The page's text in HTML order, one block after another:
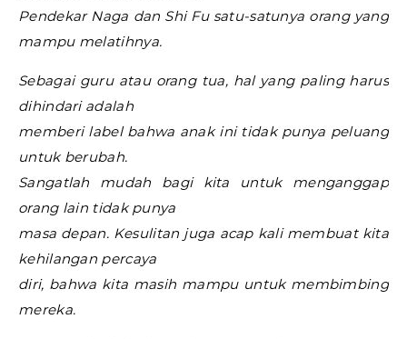
Pendekar Naga dan Shi Fu satu-satunya orang yang
mampu melatihnya.
Sebagai guru atau orang tua, hal yang paling harus
dihindari adalah
memberi label bahwa anak ini tidak punya peluang
untuk berubah.
Sangatlah mudah bagi kita untuk menganggap
orang lain tidak punya
masa depan. Kesulitan juga acap kali membuat kita
kehilangan percaya
diri, bahwa kita masih mampu untuk membimbing
mereka.